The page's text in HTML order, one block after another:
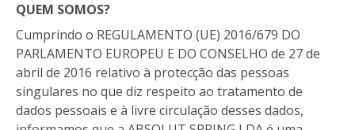
QUEM SOMOS?
Cumprindo o REGULAMENTO (UE) 2016/679 DO
PARLAMENTO EUROPEU E DO CONSELHO de 27 de
abril de 2016 relativo à protecção das pessoas
singulares no que diz respeito ao tratamento de
dados pessoais e à livre circulação desses dados,